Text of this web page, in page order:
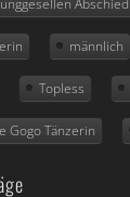
männlich
Topless
Gogo Tänzerin